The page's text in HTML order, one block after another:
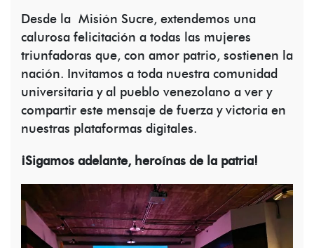
Desde la Misión Sucre, extendemos una
calurosa felicitación a todas las mujeres
triunfadoras que, con amor patrio, sostienen la
nación. Invitamos a toda nuestra comunidad
universitaria y al pueblo venezolano a ver y
compartir este mensaje de fuerza y victoria en
nuestras plataformas digitales.
¡Sigamos adelante, heroínas de la patria!